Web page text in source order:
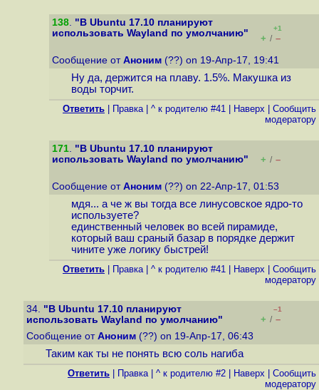
138. "В Ubuntu 17.10 планируют
использовать Wayland по умолчанию"
+1
+ / –
Сообщение от Аноним (??) on 19-Апр-17, 19:41
Ну да, держится на плаву. 1.5%. Макушка из
воды торчит.
Ответить Правка| ^ к родителю #41 Наверх
Cообщить
модератору
171. "В Ubuntu 17.10 планируют
использовать Wayland по умолчанию"
+ / –
Сообщение от Аноним (??) on 22-Апр-17, 01:53
мдя... а че ж вы тогда все линусовское ядро-то
используете?
единственный человек во всей пирамиде,
который ваш сраный базар в порядке держит
чините уже логику быстрей!
Ответить Правка| ^ к родителю #41 Наверх
Cообщить
модератору
34. "В Ubuntu 17.10 планируют
использовать Wayland по умолчанию"
–1
+ / –
Сообщение от Аноним (??) on 19-Апр-17, 06:43
Таким как ты не понять всю соль нагиба
Ответить Правка| ^ к родителю #2 Наверх
Cообщить
модератору